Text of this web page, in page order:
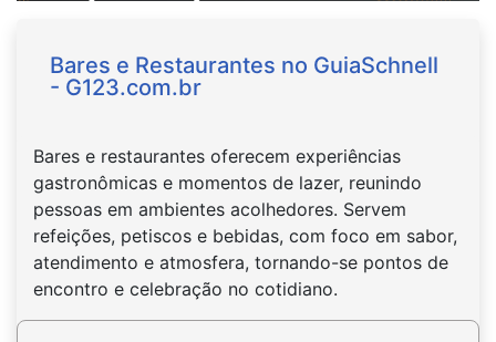
Bares e Restaurantes no GuiaSchnell
- G123.com.br
Bares e restaurantes oferecem experiências
gastronômicas e momentos de lazer, reunindo
pessoas em ambientes acolhedores. Servem
refeições, petiscos e bebidas, com foco em sabor,
atendimento e atmosfera, tornando-se pontos de
encontro e celebração no cotidiano.